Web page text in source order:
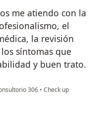
me atiendo con la
el
la revisión
síntomas que
y buen trato.
306 • Check up